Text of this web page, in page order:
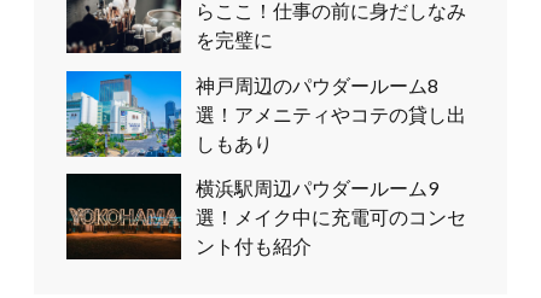
らここ！仕事の前に身だしなみ
を完璧に
神戸周辺のパウダールーム8
選！アメニティやコテの貸し出
しもあり
横浜駅周辺パウダールーム9
選！メイク中に充電可のコンセ
ント付も紹介